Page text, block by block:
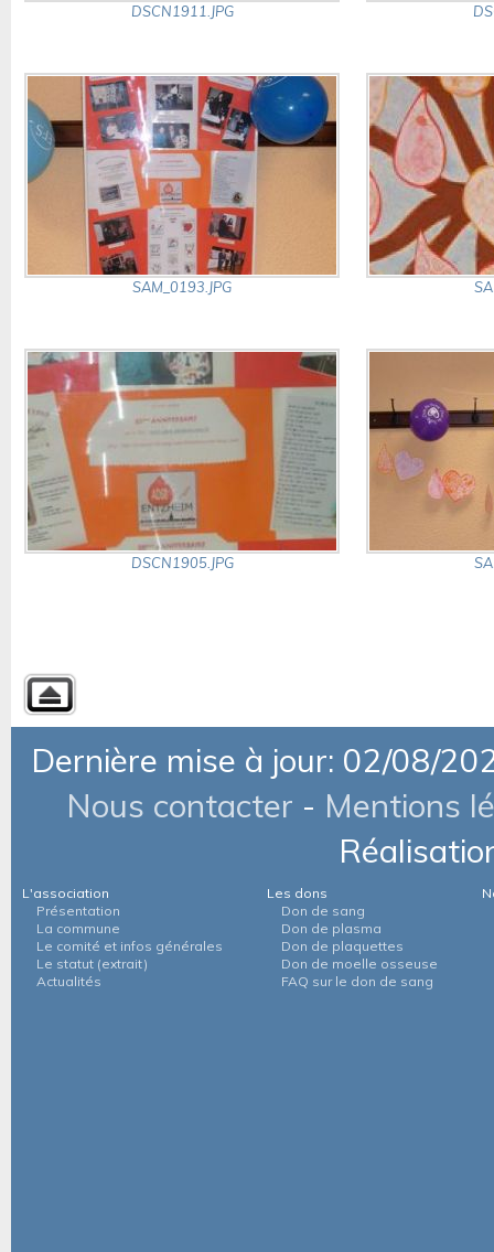
DSCN1911.JPG
SAM_0193.JPG
DSCN1905.JPG
Dernière mise à jour: 02/08/
Nous contacter - Mentions
L'association
Présentation
La commune
Le comité et infos générales
Le statut (extrait)
Actualités
Les dons
Don de sang
Don de plasma
Don de plaquettes
Don de moelle osseuse
FAQ sur le don de sang